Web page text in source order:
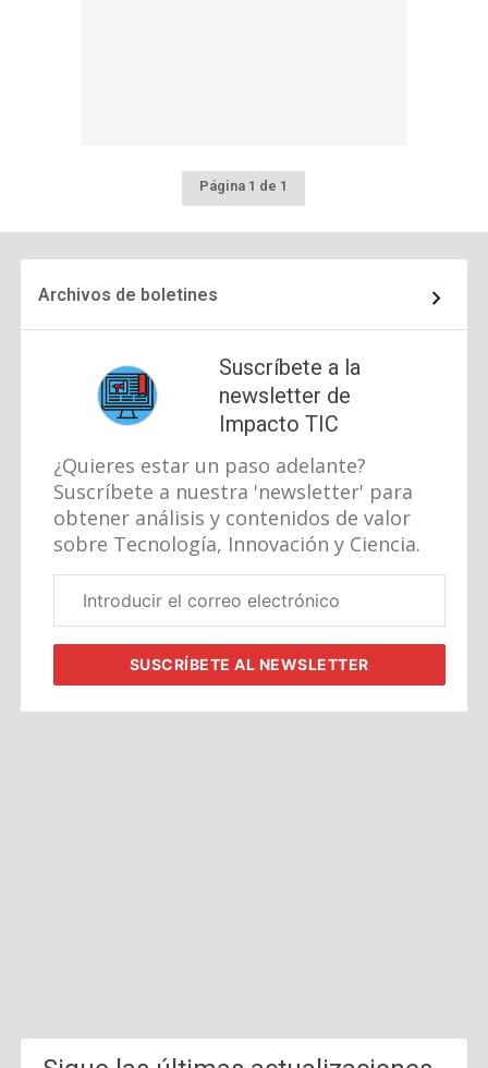
Página 1 de 1
Archivos de boletines
Suscríbete a la
newsletter de
Impacto TIC
¿Quieres estar un paso adelante?
Suscríbete a nuestra 'newsletter' para
obtener análisis y contenidos de valor
sobre Tecnología, Innovación y Ciencia.
electrónico
SUSCRÍBETEAL NEWSLETTER